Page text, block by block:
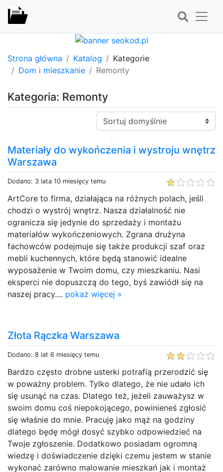
Strona główna Katalog
Kategorie
Dom i mieszkanie
Remonty
Kategoria: Remonty
Sortuj:
Materiały do wykończenia i wystroju wnętrz
Warszawa
Dodano: 3 lata 10 miesięcy temu
ArtCore to firma, działająca na różnych polach, jeśli
chodzi o wystrój wnętrz. Nasza działalność nie
ogranicza się jedynie do sprzedaży i montażu
materiałów wykończeniowych. Zgrana drużyna
fachowców podejmuje się także produkcji szaf oraz
mebli kuchennych, które będą stanowić idealne
wyposażenie w Twoim domu, czy mieszkaniu. Nasi
eksperci nie dopuszczą do tego, byś zawiódł się na
naszej pracy.... pokaż więcej »
Złota Rączka Warszawa
Dodano: 8 lat 6 miesięcy temu
Bardzo często drobne usterki potrafią przerodzić się
w poważny problem. Tylko dlatego, że nie udało ich
się usunąć na czas. Dlatego też, jeżeli zauważysz w
swoim domu coś niepokojącego, powinieneś zgłosić
się właśnie do mnie. Pracuję jako mąż na godziny
dlatego będę mógł dosyć szybko odpowiedzieć na
Twoje zgłoszenie. Dodatkowo posiadam ogromną
wiedzę i doświadczenie dzięki czemu jestem w stanie
wykonać zarówno malowanie mieszkań jak i montaż